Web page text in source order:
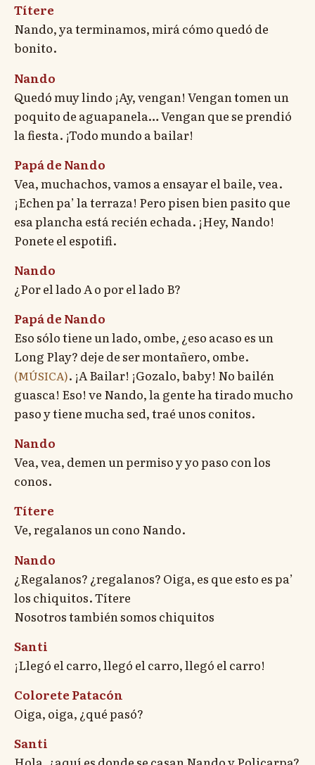
Títere
Nando, ya terminamos, mirá cómo quedó de
bonito.
Nando
Quedó muy lindo ¡Ay, vengan! Vengan tomen un
poquito de aguapanela… Vengan que se prendió
la fiesta. ¡Todo mundo a bailar!
Papá de Nando
Vea, muchachos, vamos a ensayar el baile, vea.
¡Echen pa’ la terraza! Pero pisen bien pasito que
esa plancha está recién echada. ¡Hey, Nando!
Ponete el espotifi.
Nando
¿Por el lado A o por el lado B?
Papá de Nando
Eso sólo tiene un lado, ombe, ¿eso acaso es un
Long Play? deje de ser montañero, ombe.
(MÚSICA). ¡A Bailar! ¡Gozalo, baby! No bailén
guasca! Eso! ve Nando, la gente ha tirado mucho
paso y tiene mucha sed, traé unos conitos.
Nando
Vea, vea, demen un permiso y yo paso con los
conos.
Títere
Ve, regalanos un cono Nando.
Nando
¿Regalanos? ¿regalanos? Oiga, es que esto es pa’
los chiquitos. Títere
Nosotros también somos chiquitos
Santi
¡Llegó el carro, llegó el carro, llegó el carro!
Colorete Patacón
Oiga, oiga, ¿qué pasó?
Santi